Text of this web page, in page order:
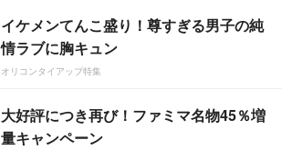
イケメンてんこ盛り！尊すぎる男子の純
情ラブに胸キュン
オリコンタイアップ特集
大好評につき再び！ファミマ名物45％増
量キャンペーン